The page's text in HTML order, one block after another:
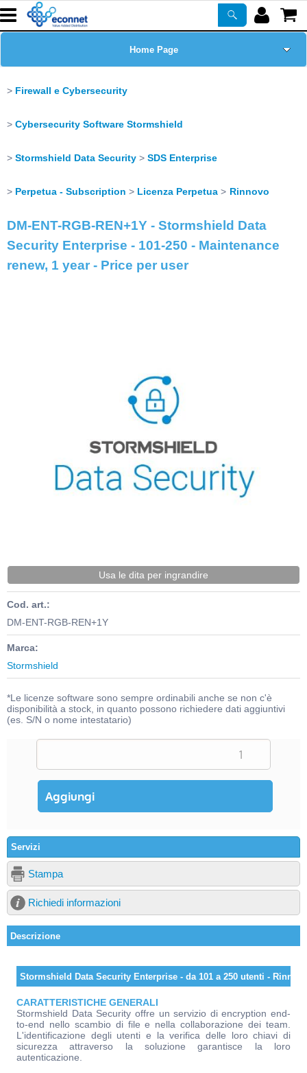
Home Page
Prodotti
Corsi
ASSISTENZA
Certificazioni
Newsletter
Firewall e Cybersecurity
Cybersecurity Software Stormshield
Stormshield Data Security SDS Enterprise
Perpetua - Subscription Licenza Perpetua Rinnovo
DM-ENT-RGB-REN+1Y - Stormshield Data
Security Enterprise - 101-250 - Maintenance
renew, 1 year - Price per user
Usa le dita per ingrandire
Cod. art.:
DM-ENT-RGB-REN+1Y
Marca:
Stormshield
*Le licenze software sono sempre ordinabili anche se non c'è
disponibilità a stock, in quanto possono richiedere dati aggiuntivi
(es. S/N o nome intestatario)
Servizi
Stampa
Richiedi informazioni
Descrizione
Stormshield Data Security Enterprise - da 101 a 250 utenti -
CARATTERISTICHE GENERALI
Stormshield Data Security offre un servizio di encryption end-
to-end nello scambio di file e nella collaborazione dei team.
L'identificazione degli utenti e la verifica delle loro chiavi di
sicurezza attraverso la soluzione garantisce la loro
autenticazione.